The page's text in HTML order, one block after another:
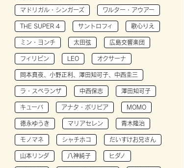
マドリガル・シンガーズ ワルター・アウアー
THE SUPER 4 サントロフィ 歌心りえ
ミン・ヨンチ 太田弦 広島交響楽団
フィリピン LEO オクサーナ
岡本真夜、小野正利、澤田知可子、中西圭三
ラ・スペランザ 中西保志 澤田知可子
キューバ アナタ・ボリビア MOMO
徳永ゆうき マリアセレン 青木隆治
モノマネ シャチホコ だいすけお兄さん
山本リンダ 八神純子 ヒダノ